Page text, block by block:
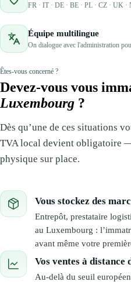
FR · IT · DE · BE · PL · CZ · UK ·
Équipe multilingue
On dialogue avec l'administration
Êtes-vous concerné ?
Devez-vous vous
Luxembourg ?
Dès qu’une de ces situations
TVA local devient obligatoire
physique sur place.
Vous stockez des
Entrepôt, prestataire
au Luxembourg :
avant même votre
Vos ventes à distance
Au-delà du seuil